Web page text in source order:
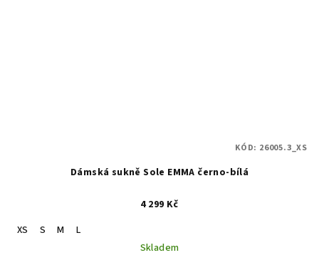
Dámská sukně Sole EMMA černo-bílá
4 299 Kč
XS
S M
L
Skladem
KÓD: 26005.3_XS